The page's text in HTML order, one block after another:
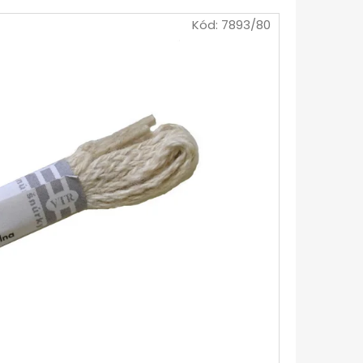
Kód: 7893/80